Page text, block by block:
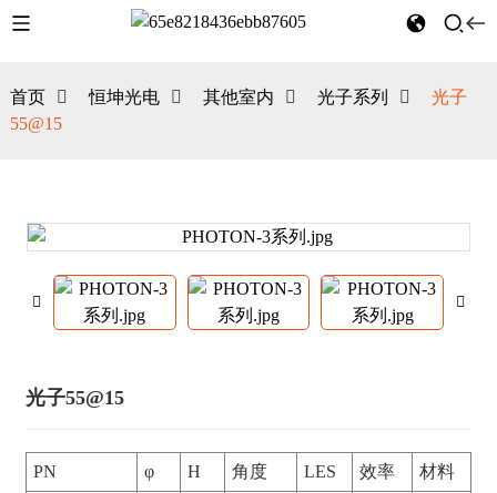
首页 恒坤光电 其他室内 光子系列
光子
55@15
光子55@15
PN φ H 角度 LES 效率 材料